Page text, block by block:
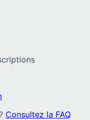
Consultez la FAQ